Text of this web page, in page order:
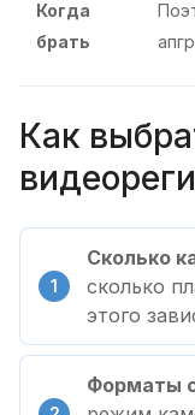
Когда
брать
Как
Сколько
сколько
этого
Форматы